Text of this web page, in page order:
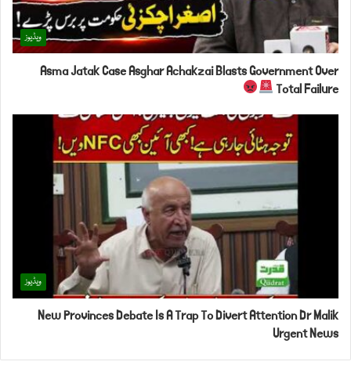
ویڈیوز
Asma Jatak Case Asghar Achakzai Blasts Government Over
Total Failure
ویڈیوز
New Provinces Debate Is A Trap To Divert Attention Dr Malik
Urgent News